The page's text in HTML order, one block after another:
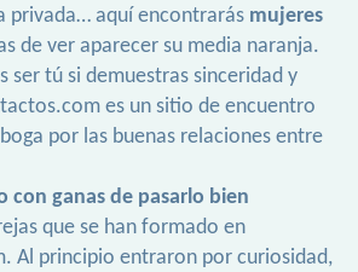
privada… aquí encontrarás mujeres
de ver aparecer su media naranja.
ser tú si demuestras sinceridad y
es un sitio de encuentro
por las buenas relaciones entre
con ganas de pasarlo bien
que se han formado en
Al principio entraron por curiosidad,